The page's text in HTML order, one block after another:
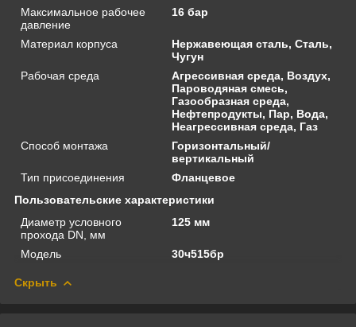
Максимальное рабочее
давление
16 бар
Материал корпуса
Нержавеющая сталь, Сталь,
Чугун
Рабочая среда
Агрессивная среда, Воздух,
Пароводяная смесь,
Газообразная среда,
Нефтепродукты, Пар, Вода,
Неагрессивная среда, Газ
Способ монтажа
Горизонтальный/
вертикальный
Тип присоединения
Фланцевое
Пользовательские характеристики
Диаметр условного
прохода DN, мм
125 мм
Модель 30ч515бр
Скрыть